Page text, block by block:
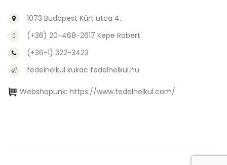
1073 Budapest Kürt utca 4.
(+36) 20-468-2617 Kepe Róbert
(+36-1) 322-3423
fedelnelkul kukac fedelnelkul.hu
Webshopunk: https://www.fedelnelkul.com/